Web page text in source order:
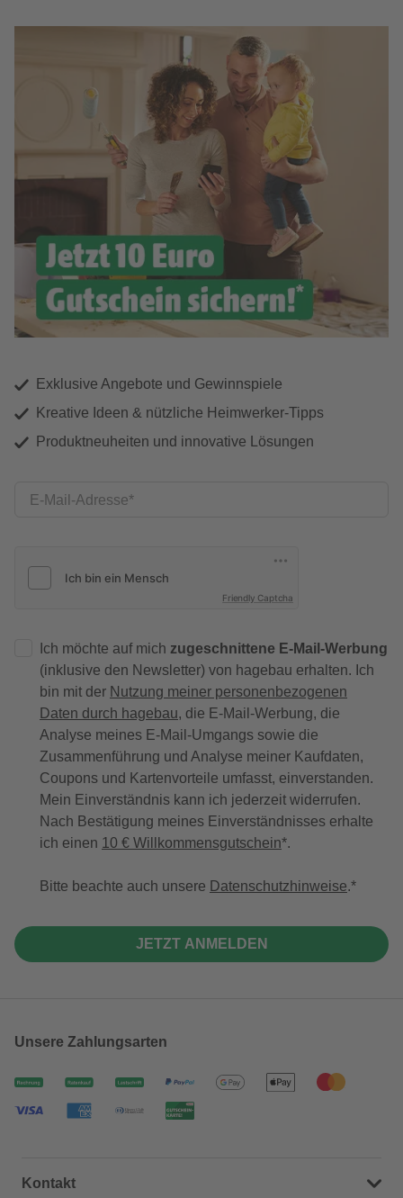
Exklusive Angebote und Gewinnspiele
Kreative Ideen & nützliche Heimwerker-Tipps
Produktneuheiten und innovative Lösungen
E-Mail-Adresse
Friendly Captcha
Ich möchte auf mich zugeschnittene E-Mail-Werbung
(inklusive den Newsletter) von hagebau erhalten. Ich
bin mit der Nutzung meiner personenbezogenen
Daten durch hagebau, die E-Mail-Werbung, die
Analyse meines E-Mail-Umgangs sowie die
Zusammenführung und Analyse meiner Kaufdaten,
Coupons und Kartenvorteile umfasst, einverstanden.
Mein Einverständnis kann ich jederzeit widerrufen.
Nach Bestätigung meines Einverständnisses erhalte
ich einen 10 € Willkommensgutschein*.
Bitte beachte auch unsere Datenschutzhinweise.
JETZT ANMELDEN
Unsere Zahlungsarten
Kontakt